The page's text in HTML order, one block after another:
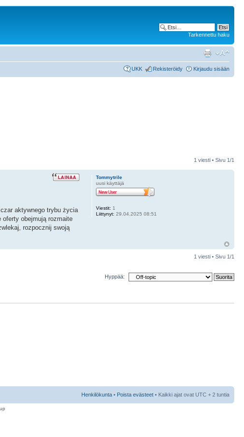
Tarkennettu haku
UKK Rekisteröidy Kirjaudu sisään
1 viesti • Sivu 1/1
aktywnego trybu życia
obejmują rozmaite
rozpocznij swoją
Tommytrile
uusi käyttäjä
Viestit: 1
Liittynyt: 29.04.2025 08:51
1 viesti • Sivu 1/1
Hyppää:
Henkilökunta • Poista evästeet • Kaikki ajat ovat UTC + 2 tuntia